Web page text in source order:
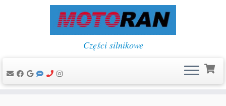
Części silnikowe